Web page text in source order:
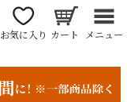
お気に入り カート メニュー